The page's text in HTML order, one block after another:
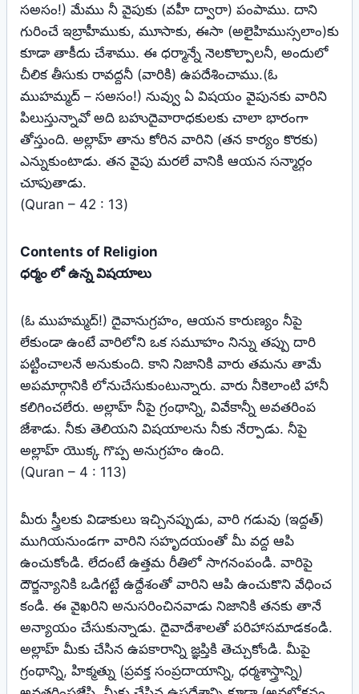
సఅసం!) మేము నీ వైపుకు (వహీ ద్వారా) పంపాము. దాని
గురించే ఇబ్రాహీముకు, మూసాకు, ఈసా (అలైహిముస్సలాం)కు
కూడా తాకీదు చేశాము. ఈ ధర్మాన్నే నెలకొల్పాలనీ, అందులో
చీలిక తీసుకు రావద్దనీ (వారికి) ఉపదేశించాము.(ఓ
ముహమ్మద్‌ – సఅసం!) నువ్వు ఏ విషయం వైపునకు వారిని
పిలుస్తున్నావో అది బహుదైవారాధకులకు చాలా భారంగా
తోస్తుంది. అల్లాహ్‌ తాను కోరిన వారిని (తన కార్యం కొరకు)
ఎన్నుకుంటాడు. తన వైపు మరలే వానికి ఆయన సన్మార్గం
చూపుతాడు.
(Quran – 42 : 13)
Contents of Religion
ధర్మం లో ఉన్న విషయాలు
(ఓ ముహమ్మద్!) దైవానుగ్రహం, ఆయన కారుణ్యం నీపై
లేకుండా ఉంటే వారిలోని ఒక సమూహం నిన్ను తప్పు దారి
పట్టించాలనే అనుకుంది. కాని నిజానికి వారు తమను తామే
అపమార్గానికి లోనుచేసుకుంటున్నారు. వారు నీకెలాంటి హానీ
కలిగించలేరు. అల్లాహ్ నీపై గ్రంథాన్ని, వివేకాన్నీ అవతరింప
జేశాడు. నీకు తెలియని విషయాలను నీకు నేర్పాడు. నీపై
అల్లాహ్ యొక్క గొప్ప అనుగ్రహం ఉంది.
(Quran – 4 : 113)
మీరు స్త్రీలకు విడాకులు ఇచ్చినప్పుడు, వారి గడువు (ఇద్దత్)
ముగియనుండగా వారిని సహృదయంతో మీ వద్ద ఆపి
ఉంచుకోండి. లేదంటే ఉత్తమ రీతిలో సాగనంపండి. వారిపై
దౌర్జన్యానికి ఒడిగట్టే ఉద్దేశంతో వారిని ఆపి ఉంచుకొని వేధించ
కండి. ఈ వైఖరిని అనుసరించినవాడు నిజానికి తనకు తానే
అన్యాయం చేసుకున్నాడు. దైవాదేశాలతో పరిహాసమాడకండి.
అల్లాహ్ మీకు చేసిన ఉపకారాన్ని జ్ఞప్తికి తెచ్చుకోండి. మీపై
గ్రంథాన్ని, హిక్మత్ను (ప్రవక్త సంప్రదాయాన్ని, ధర్మశాస్త్రాన్ని)